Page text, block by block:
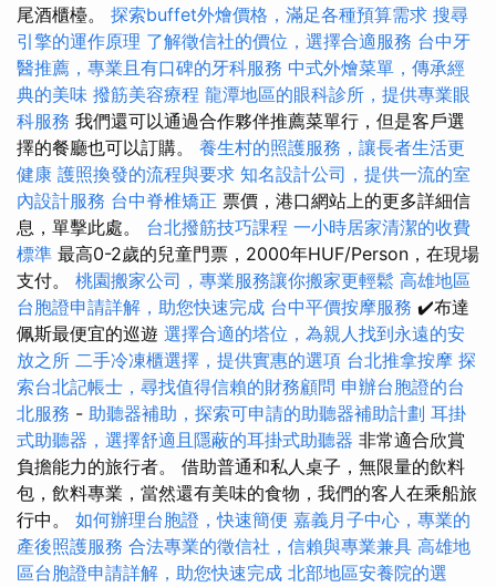
尾酒櫃檯。 探索buffet外燴價格，滿足各種預算需求 搜尋
引擎的運作原理 了解徵信社的價位，選擇合適服務 台中牙
醫推薦，專業且有口碑的牙科服務 中式外燴菜單，傳承經
典的美味 撥筋美容療程 龍潭地區的眼科診所，提供專業眼
科服務 我們還可以通過合作夥伴推薦菜單行，但是客戶選
擇的餐廳也可以訂購。 養生村的照護服務，讓長者生活更
健康 護照換發的流程與要求 知名設計公司，提供一流的室
內設計服務 台中脊椎矯正 票價，港口網站上的更多詳細信
息，單擊此處。 台北撥筋技巧課程 一小時居家清潔的收費
標準 最高0-2歲的兒童門票，2000年HUF/Person，在現場
支付。 桃園搬家公司，專業服務讓你搬家更輕鬆 高雄地區
台胞證申請詳解，助您快速完成 台中平價按摩服務 ✔️布達
佩斯最便宜的巡遊 選擇合適的塔位，為親人找到永遠的安
放之所 二手冷凍櫃選擇，提供實惠的選項 台北推拿按摩 探
索台北記帳士，尋找值得信賴的財務顧問 申辦台胞證的台
北服務 - 助聽器補助，探索可申請的助聽器補助計劃 耳掛
式助聽器，選擇舒適且隱蔽的耳掛式助聽器 非常適合欣賞
負擔能力的旅行者。 借助普通和私人桌子，無限量的飲料
包，飲料專業，當然還有美味的食物，我們的客人在乘船旅
行中。 如何辦理台胞證，快速簡便 嘉義月子中心，專業的
產後照護服務 合法專業的徵信社，信賴與專業兼具 高雄地
區台胞證申請詳解，助您快速完成 北部地區安養院的選